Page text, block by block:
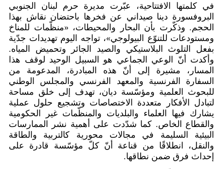
في كلمتها الافتتاحية، عبّرت مديرة حرم لبنان الجنوبي
البروفسورة دينا صيداني عن فخرها باحتضان نقاش بهذا
الحجم. وذكّرت بأن البحار والمحيطات، «منظّمات للمناخ
ومستودعات للتنوّع البيولوجي»، تواجه اليوم تهديدات جدّية
بفعل التلوث البلاستيكي والصيد الجائر وتحميض المياه.
وأكدت أنّ الوعي الجماعي هو السبيل الوحيد لوقف هذا
المسار، مشيرة إلى أنّ هذه المبادرة، المدعومة من
السفارة الفرنسية والمعهد الفرنسي والمجلس الوطني
للبحوث العلمية ومؤسّسة ديان، تهدف إلى خلق مساحة
لتبادل الأفكار متعددة الاختصاصات وتشجيع حلول عملية
يشارك فيها العلماء والبلديات والمنظّمات غير الحكومية
والقطاع الخاص. كما شدّدت على أهمية نشر الممارسات
البيئية السليمة في مجالات محورية كالتربية والطاقة
والنقل، انطلاقًا من قناعة أنّ كلّ مؤسّسة قادرة على
إحداث فرق ضمن نطاقها.